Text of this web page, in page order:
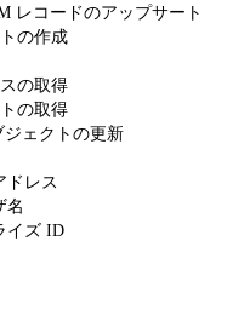
レコードのアップサート
トの作成
スの取得
トの取得
ジェクトの更新
ドレス
名
イズ ID